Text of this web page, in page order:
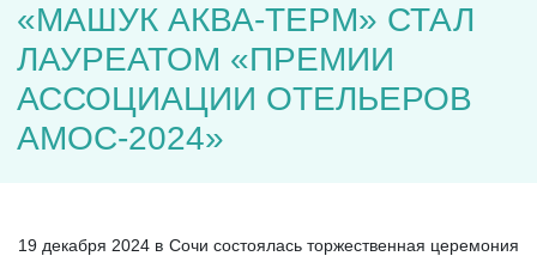
«МАШУК АКВА-ТЕРМ» СТАЛ
ЛАУРЕАТОМ «ПРЕМИИ
АССОЦИАЦИИ ОТЕЛЬЕРОВ
АМОС-2024»
19 декабря 2024 в Сочи состоялась торжественная церемония